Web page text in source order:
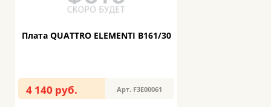
Плата QUATTRO ELEMENTI B161/30
4 140 руб. Арт. F3E00061